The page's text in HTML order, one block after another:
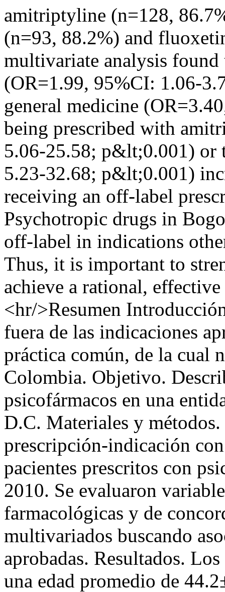
amitriptyline (n=128,
(n=93, 88.2%) and
multivariate analysis
(OR=1.99, 95%CI: 1.06-
general medicine
being prescribed with
5.06-25.58; p&lt;0.001) or
5.23-32.68; p&lt;0.001)
receiving an off-label
Psychotropic drugs in
off-label in indications
Thus, it is important to
achieve a rational,
<hr/>Resumen
fuera de las indicaciones
práctica común, de la cual
Colombia. Objetivo.
psicofármacos en una
D.C. Materiales y
prescripción-indicación
pacientes prescritos con
2010. Se evaluaron
farmacológicas y de
multivariados buscando
aprobadas. Resultados.
una edad promedio de